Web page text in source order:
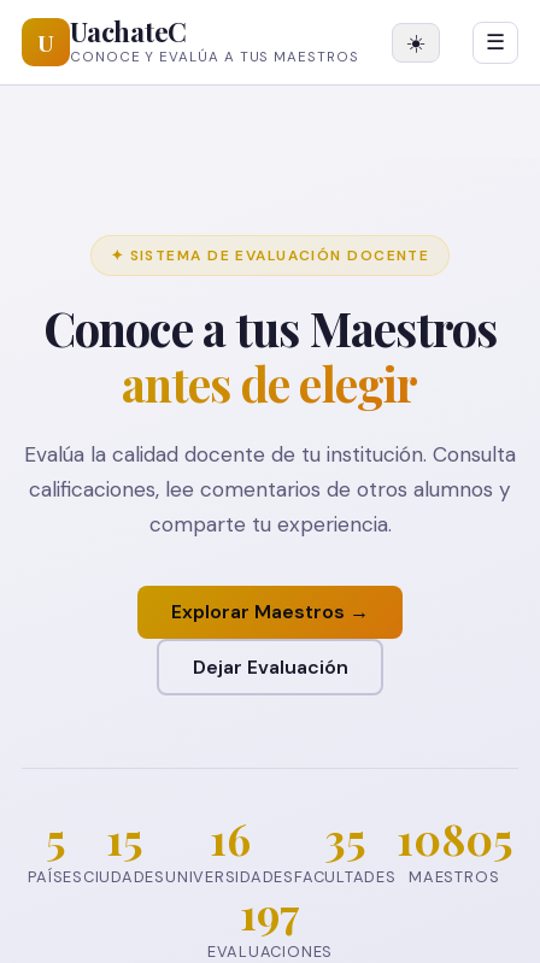
U UachateC
CONOCE Y EVALÚA A TUS MAESTROS
☀️ ☰
✦ SISTEMA DE EVALUACIÓN DOCENTE
Conoce a tus Maestros
antes de elegir
Evalúa la calidad docente de tu institución. Consulta
calificaciones, lee comentarios de otros alumnos y
comparte tu experiencia.
Explorar Maestros →
Dejar Evaluación
5
PAÍSES
15
CIUDADES
16
UNIVERSIDADES
35
FACULTADES
10805
MAESTROS
197
EVALUACIONES